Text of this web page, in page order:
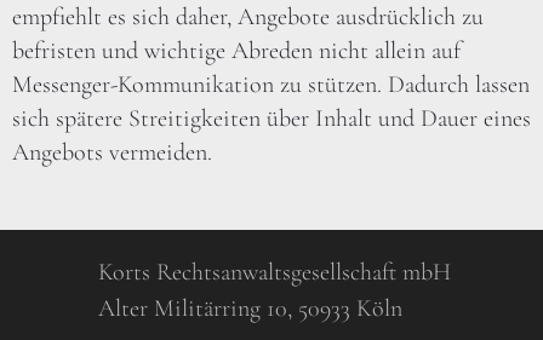
empfiehlt es sich daher, Angebote ausdrücklich zu
befristen und wichtige Abreden nicht allein auf
Messenger-Kommunikation zu stützen. Dadurch lassen
sich spätere Streitigkeiten über Inhalt und Dauer eines
Angebots vermeiden.
Korts Rechtsanwaltsgesellschaft mbH
Alter Militärring 10, 50933 Köln